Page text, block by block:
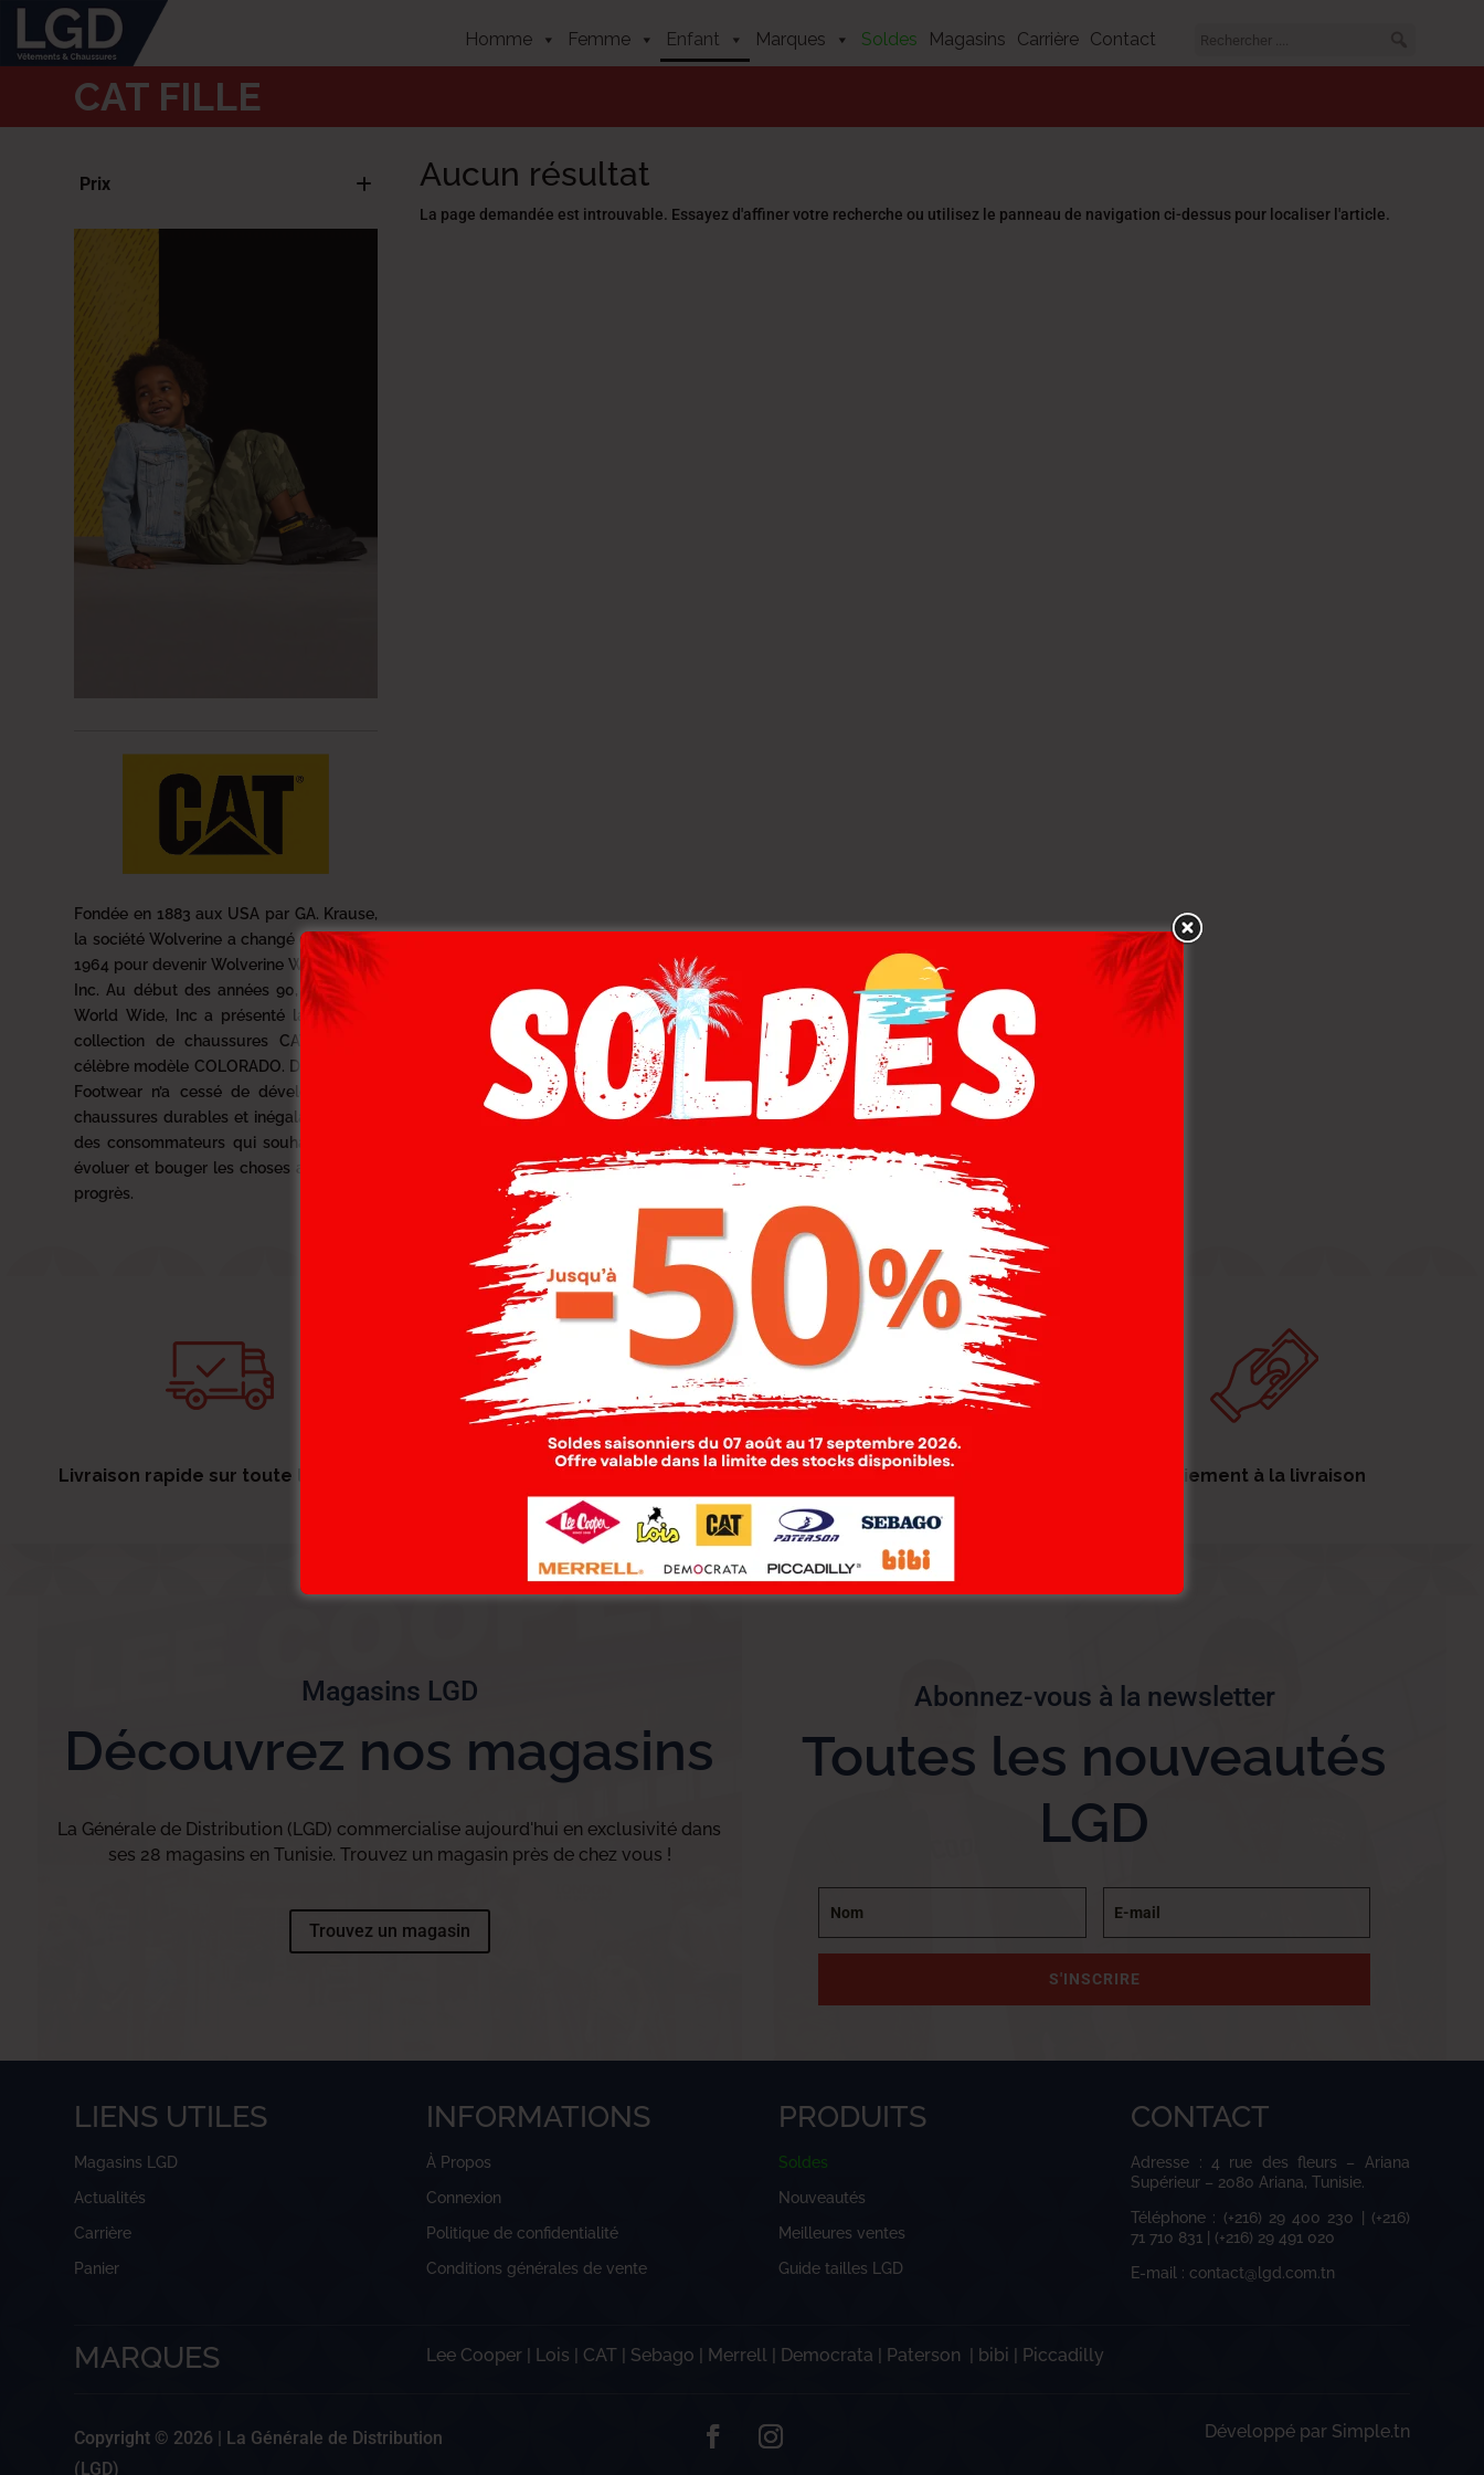
Homme Femme Enfant Marques Soldes Magasins Carrière Contact
CAT FILLE
Prix
Fondée en 1883 aux USA par GA. Krause,
la société Wolverine a changé de nom en
1964 pour devenir Wolverine World Wide,
Inc. Au début des années 90, Wolverine
World Wide, Inc a présenté la première
collection de chaussures CAT avec le
célèbre modèle COLORADO. Depuis, CAT
Footwear n’a cessé de développer des
chaussures durables et inégalables pour
des consommateurs qui souhaitent faire
évoluer et bouger les choses au nom du
progrès.
Aucun résultat
La page demandée est introuvable. Essayez d'affiner votre recherche ou utilisez le panneau de navigation ci-dessus pour localiser l'article.
Livraison rapide sur toute la Tunisie Livraison gratuite à partir de 250 TND Paiement à la livraison
Magasins LGD
Découvrez nos magasins
La Générale de Distribution (LGD) commercialise aujourd'hui en exclusivité dans
ses 28 magasins en Tunisie. Trouvez un magasin près de chez vous !
Trouvez un magasin
Abonnez-vous à la newsletter
Toutes les nouveautés
LGD
S'INSCRIRE
LIENS UTILES
Magasins LGD
Actualités
Carrière
Panier
INFORMATIONS
À Propos
Connexion
Politique de confidentialité
Conditions générales de vente
PRODUITS
Soldes
Nouveautés
Meilleures ventes
Guide tailles LGD
CONTACT
Adresse : 4 rue des fleurs – Ariana
Supérieur – 2080 Ariana, Tunisie.
Téléphone : (+216) 29 400 230 | (+216)
71 710 831 | (+216) 29 491 020
E-mail : contact@lgd.com.tn
MARQUES Lee Cooper | Lois | CAT | Sebago | Merrell | Democrata | Paterson | bibi | Piccadilly
Copyright © 2026 |
La Générale de Distribution
(LGD)
Développé par Simple.tn